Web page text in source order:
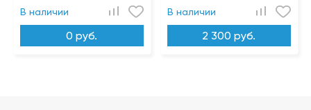
В наличии
0 руб.
В наличии
2 300 руб.